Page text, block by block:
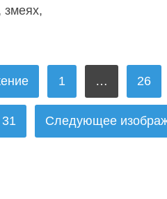
змеях,
1 … 26
31 Следующее